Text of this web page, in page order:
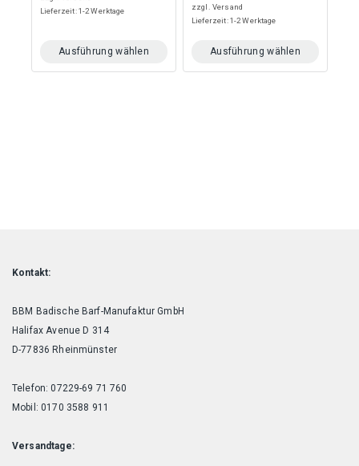
Lieferzeit: 1-2 Werktage
Ausführung wählen
Dieses
werden
zzgl. Versand
Lieferzeit: 1-2 Werktage
Ausführung wählen
Dieses
Kontakt:
BBM Badische Barf-Manufaktur GmbH
Halifax Avenue D 314
D-77836 Rheinmünster
Telefon: 07229-69 71 760
Mobil: 0170 3588 911
Versandtage: